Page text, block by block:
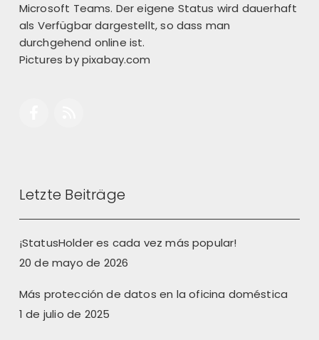
Microsoft Teams. Der eigene Status wird dauerhaft
als Verfügbar dargestellt, so dass man
durchgehend online ist.
Pictures bypixabay.com
Letzte Beiträge
¡StatusHolder es cada vez más popular!
20 de mayo de 2026
Más protección de datos en la oficina doméstica
1 de julio de 2025